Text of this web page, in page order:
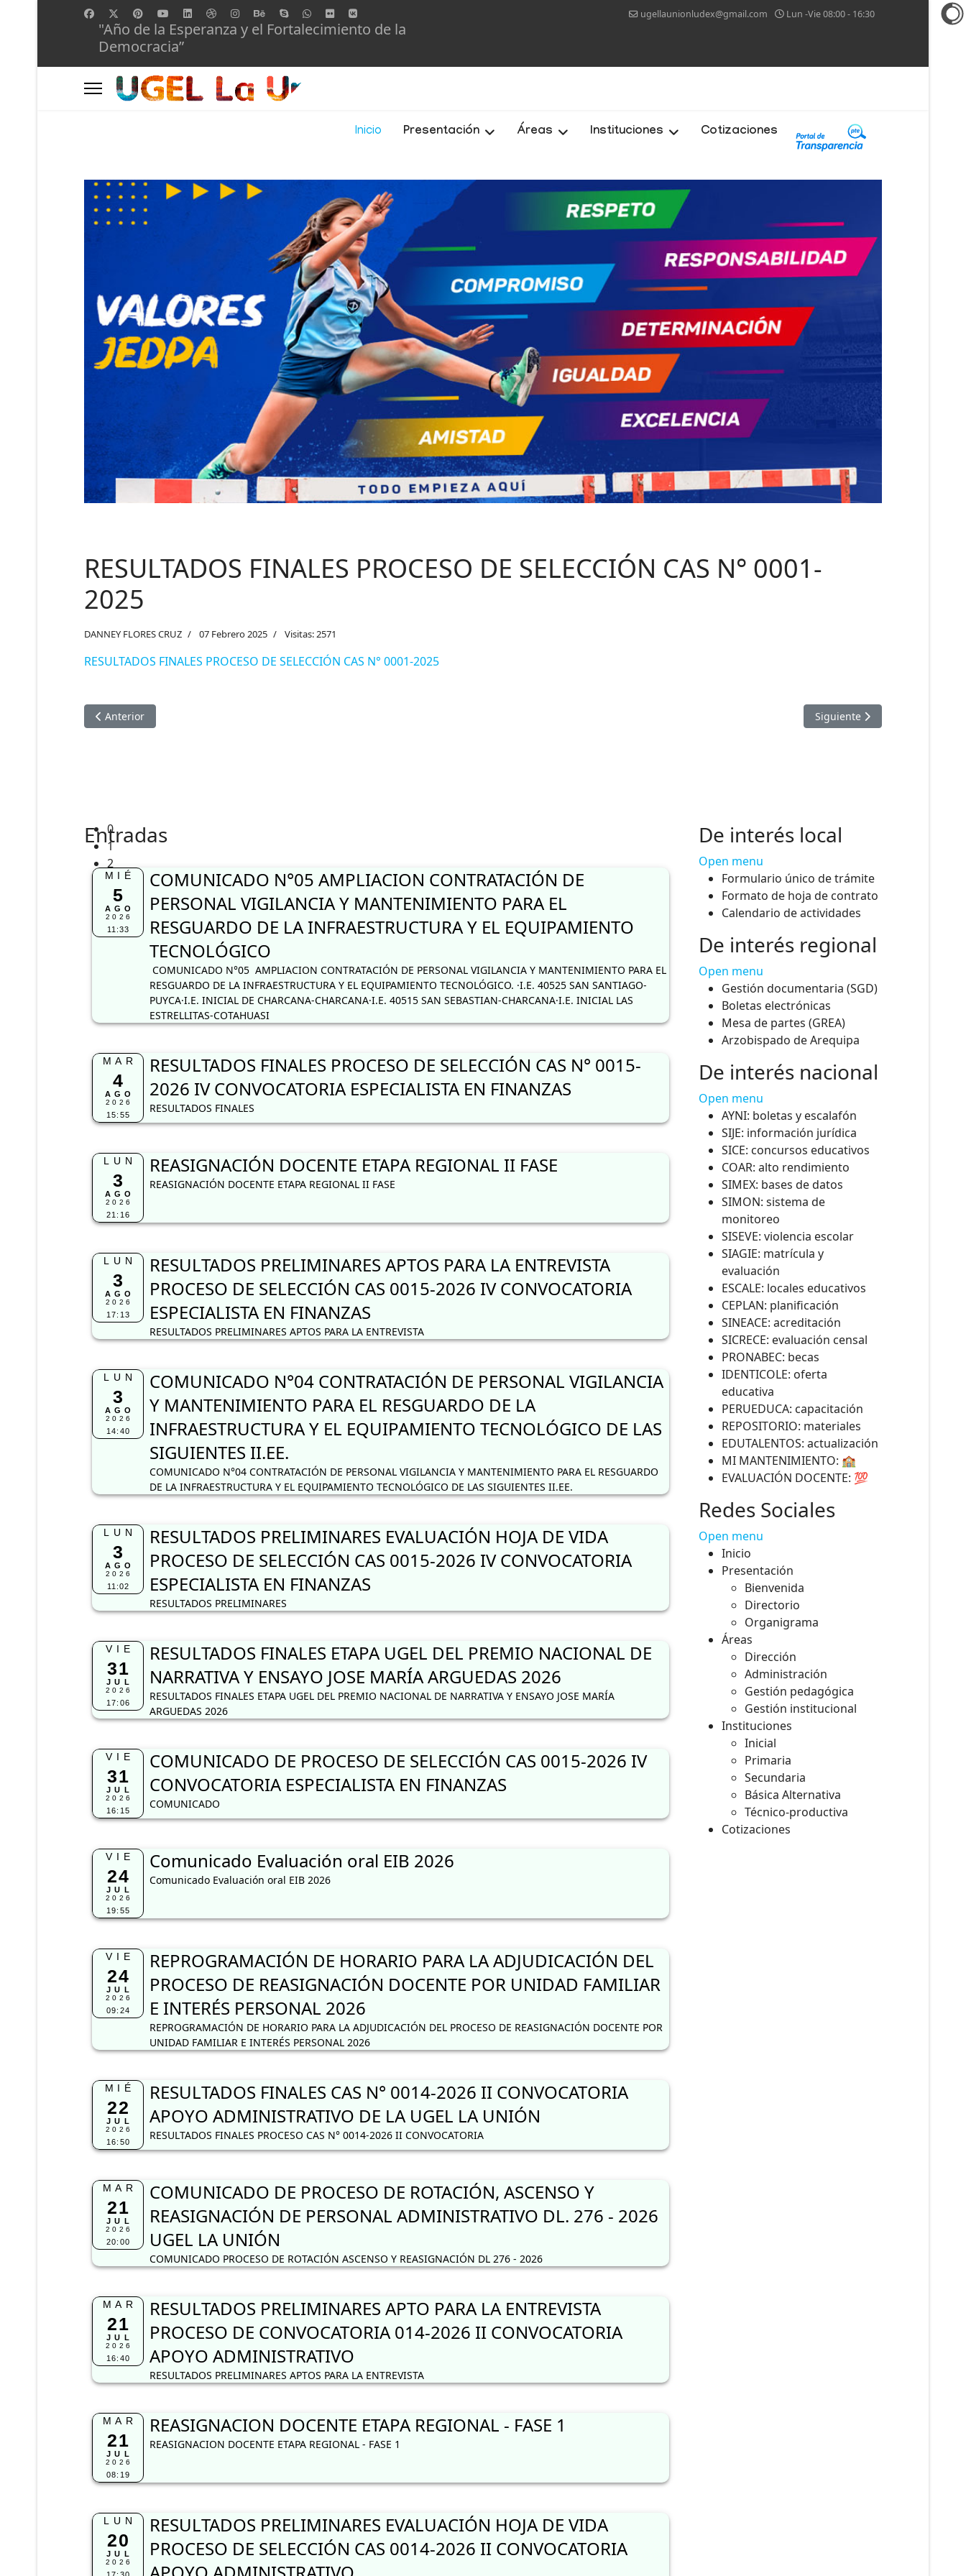
"Año de la Esperanza y el Fortalecimiento de la
Democracia”
ugellaunionludex@gmail.com Lun -Vie 08:00 - 16:30
Inicio Presentación Áreas Instituciones Cotizaciones
0
1
2
RESULTADOS FINALES PROCESO DE SELECCIÓN CAS N° 0001-
2025
DANNEY FLORES CRUZ 07 Febrero 2025 Visitas: 2571
RESULTADOS FINALES PROCESO DE SELECCIÓN CAS N° 0001-2025
Artículo anterior: CONVOCATORIA ADICIONAL A CARGO DIRECTIVO NIVEL PRIMARIO
Anterior Artículo siguiente: PROCESO
Siguiente
Entradas
MIÉ
5
AGO
2026
11:33
COMUNICADO N°05 AMPLIACION CONTRATACIÓN DE
PERSONAL VIGILANCIA Y MANTENIMIENTO PARA EL
RESGUARDO DE LA INFRAESTRUCTURA Y EL EQUIPAMIENTO
TECNOLÓGICO
COMUNICADO N°05 AMPLIACION CONTRATACIÓN DE PERSONAL VIGILANCIA Y MANTENIMIENTO PARA EL
RESGUARDO DE LA INFRAESTRUCTURA Y EL EQUIPAMIENTO TECNOLÓGICO. ·I.E. 40525 SAN SANTIAGO-
PUYCA·I.E. INICIAL DE CHARCANA-CHARCANA·I.E. 40515 SAN SEBASTIAN-CHARCANA·I.E. INICIAL LAS
ESTRELLITAS-COTAHUASI
MAR
4
AGO
2026
15:55
RESULTADOS FINALES PROCESO DE SELECCIÓN CAS N° 0015-
2026 IV CONVOCATORIA ESPECIALISTA EN FINANZAS
RESULTADOS FINALES
LUN
3
AGO
2026
21:16
REASIGNACIÓN DOCENTE ETAPA REGIONAL II FASE
REASIGNACIÓN DOCENTE ETAPA REGIONAL II FASE
LUN
3
AGO
2026
17:13
RESULTADOS PRELIMINARES APTOS PARA LA ENTREVISTA
PROCESO DE SELECCIÓN CAS 0015-2026 IV CONVOCATORIA
ESPECIALISTA EN FINANZAS
RESULTADOS PRELIMINARES APTOS PARA LA ENTREVISTA
LUN
3
AGO
2026
14:40
COMUNICADO N°04 CONTRATACIÓN DE PERSONAL VIGILANCIA
Y MANTENIMIENTO PARA EL RESGUARDO DE LA
INFRAESTRUCTURA Y EL EQUIPAMIENTO TECNOLÓGICO DE LAS
SIGUIENTES II.EE.
COMUNICADO N°04 CONTRATACIÓN DE PERSONAL VIGILANCIA Y MANTENIMIENTO PARA EL RESGUARDO
DE LA INFRAESTRUCTURA Y EL EQUIPAMIENTO TECNOLÓGICO DE LAS SIGUIENTES II.EE.
LUN
3
AGO
2026
11:02
RESULTADOS PRELIMINARES EVALUACIÓN HOJA DE VIDA
PROCESO DE SELECCIÓN CAS 0015-2026 IV CONVOCATORIA
ESPECIALISTA EN FINANZAS
RESULTADOS PRELIMINARES
VIE
31
JUL
2026
17:06
RESULTADOS FINALES ETAPA UGEL DEL PREMIO NACIONAL DE
NARRATIVA Y ENSAYO JOSE MARÍA ARGUEDAS 2026
RESULTADOS FINALES ETAPA UGEL DEL PREMIO NACIONAL DE NARRATIVA Y ENSAYO JOSE MARÍA
ARGUEDAS 2026
VIE
31
JUL
2026
16:15
COMUNICADO DE PROCESO DE SELECCIÓN CAS 0015-2026 IV
CONVOCATORIA ESPECIALISTA EN FINANZAS
COMUNICADO
VIE
24
JUL
2026
19:55
Comunicado Evaluación oral EIB 2026
Comunicado Evaluación oral EIB 2026
VIE
24
JUL
2026
09:24
REPROGRAMACIÓN DE HORARIO PARA LA ADJUDICACIÓN DEL
PROCESO DE REASIGNACIÓN DOCENTE POR UNIDAD FAMILIAR
E INTERÉS PERSONAL 2026
REPROGRAMACIÓN DE HORARIO PARA LA ADJUDICACIÓN DEL PROCESO DE REASIGNACIÓN DOCENTE POR
UNIDAD FAMILIAR E INTERÉS PERSONAL 2026
MIÉ
22
JUL
2026
16:50
RESULTADOS FINALES CAS N° 0014-2026 II CONVOCATORIA
APOYO ADMINISTRATIVO DE LA UGEL LA UNIÓN
RESULTADOS FINALES PROCESO CAS N° 0014-2026 II CONVOCATORIA
MAR
21
JUL
2026
20:00
COMUNICADO DE PROCESO DE ROTACIÓN, ASCENSO Y
REASIGNACIÓN DE PERSONAL ADMINISTRATIVO DL. 276 - 2026
UGEL LA UNIÓN
COMUNICADO PROCESO DE ROTACIÓN ASCENSO Y REASIGNACIÓN DL 276 - 2026
MAR
21
JUL
2026
16:40
RESULTADOS PRELIMINARES APTO PARA LA ENTREVISTA
PROCESO DE CONVOCATORIA 014-2026 II CONVOCATORIA
APOYO ADMINISTRATIVO
RESULTADOS PRELIMINARES APTOS PARA LA ENTREVISTA
MAR
21
JUL
2026
08:19
REASIGNACION DOCENTE ETAPA REGIONAL - FASE 1
REASIGNACION DOCENTE ETAPA REGIONAL - FASE 1
LUN
20
JUL
2026
RESULTADOS PRELIMINARES EVALUACIÓN HOJA DE VIDA
PROCESO DE SELECCIÓN CAS 0014-2026 II CONVOCATORIA
De interés local
Open menu
Formulario único de trámite
Formato de hoja de contrato
Calendario de actividades
De interés regional
Open menu
Gestión documentaria (SGD)
Boletas electrónicas
Mesa de partes (GREA)
Arzobispado de Arequipa
De interés nacional
Open menu
AYNI: boletas y escalafón
SIJE: información jurídica
SICE: concursos educativos
COAR: alto rendimiento
SIMEX: bases de datos
SIMON: sistema de
monitoreo
SISEVE: violencia escolar
SIAGIE: matrícula y
evaluación
ESCALE: locales educativos
CEPLAN: planificación
SINEACE: acreditación
SICRECE: evaluación censal
PRONABEC: becas
IDENTICOLE: oferta
educativa
PERUEDUCA: capacitación
REPOSITORIO: materiales
EDUTALENTOS: actualización
MI MANTENIMIENTO: 🏫
EVALUACIÓN DOCENTE: 💯
Redes Sociales
Open menu
Inicio
Presentación
Bienvenida
Directorio
Organigrama
Áreas
Dirección
Administración
Gestión pedagógica
Gestión institucional
Instituciones
Inicial
Primaria
Secundaria
Básica Alternativa
Técnico-productiva
Cotizaciones